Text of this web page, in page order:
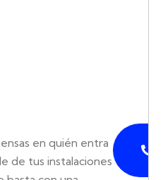
en quién entra
de tus instalaciones